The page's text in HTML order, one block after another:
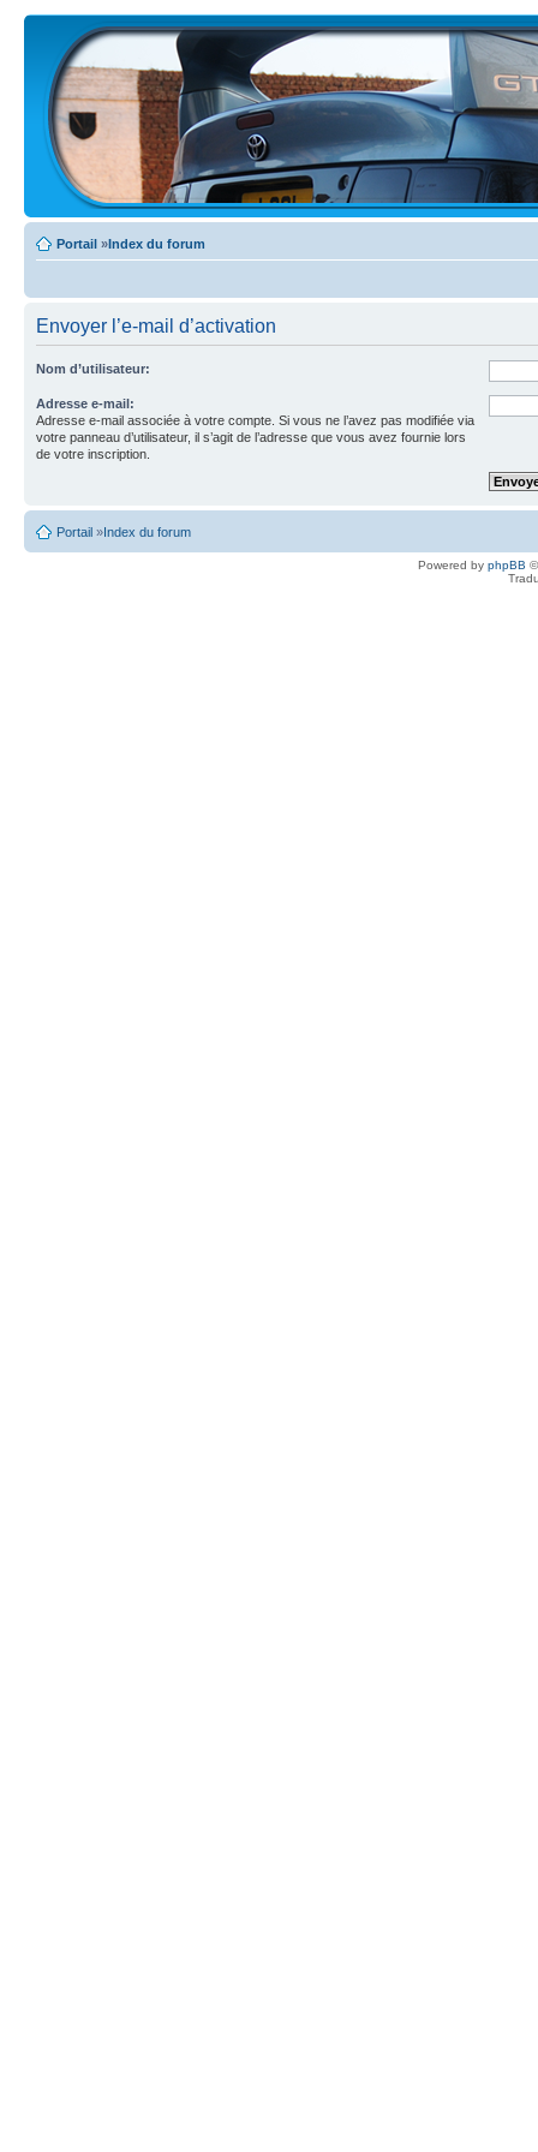
Portail »Index du forum
Envoyer l’e-mail d’activation
Nom d’utilisateur:
Adresse e-mail:
Adresse e-mail associée à votre compte. Si vous ne l’avez pas modifiée via
votre panneau d’utilisateur, il s’agit de l’adresse que vous avez fournie lors
de votre inscription.
Portail »Index du forum
Powered by phpBB